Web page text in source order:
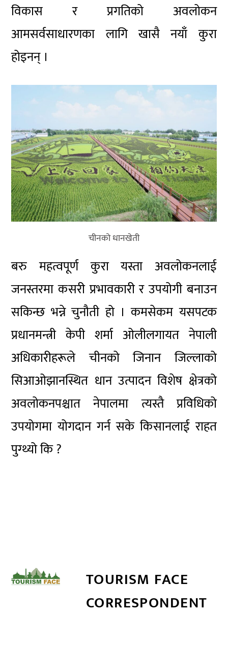
विकास र प्रगतिको अवलोकन
आमसर्वसाधारणका लागि खासै नयाँ कुरा
होइनन् ।
चीनको धानखेती
बरु महत्वपूर्ण कुरा यस्ता अवलोकनलाई
जनस्तरमा कसरी प्रभावकारी र उपयोगी बनाउन
सकिन्छ भन्ने चुनौती हो । कमसेकम यसपटक
प्रधानमन्त्री केपी शर्मा ओलीलगायत नेपाली
अधिकारीहरूले चीनको जिनान जिल्लाको
सिआओझानस्थित धान उत्पादन विशेष क्षेत्रको
अवलोकनपश्चात नेपालमा त्यस्तै प्रविधिको
उपयोगमा योगदान गर्न सके किसानलाई राहत
पुग्थ्यो कि ?
TOURISM FACE
CORRESPONDENT